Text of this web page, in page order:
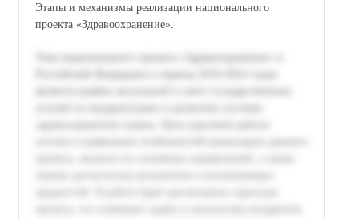
Этапы и механизмы реализации национального
проекта «Здравоохранение».